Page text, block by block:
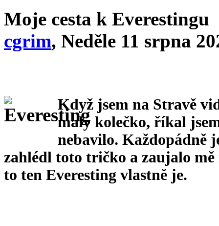
Moje cesta k Everestingu
cgrim, Neděle 11 srpna
Když jsem na Stravě
malý kolečko, říkal
nebavilo. Každopádně
zahlédl toto tričko a zaujalo
to ten Everesting vlastně je.